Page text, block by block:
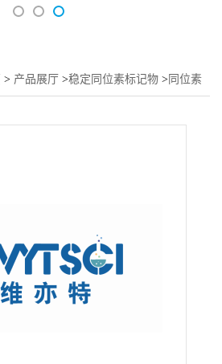
> 产品展厅 >稳定同位素标记物 > 同位素